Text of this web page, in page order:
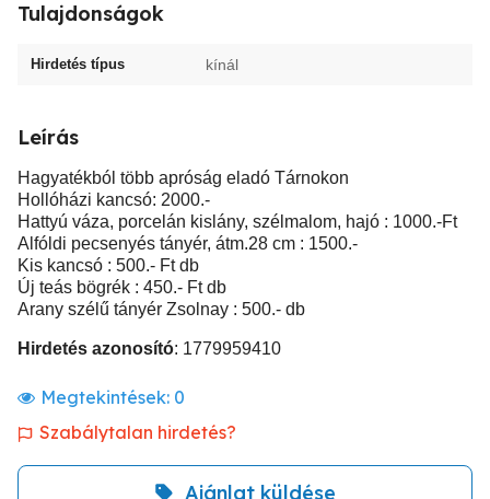
Tulajdonságok
Hirdetés típus kínál
Leírás
Hagyatékból több apróság eladó Tárnokon
Hollóházi kancsó: 2000.-
Hattyú váza, porcelán kislány, szélmalom, hajó : 1000.-Ft
Alfóldi pecsenyés tányér, átm.28 cm : 1500.-
Kis kancsó : 500.- Ft db
Új teás bögrék : 450.- Ft db
Arany szélű tányér Zsolnay : 500.- db
Hirdetés azonosító: 1779959410
Megtekintések: 0
Szabálytalan hirdetés?
Ajánlat küldése